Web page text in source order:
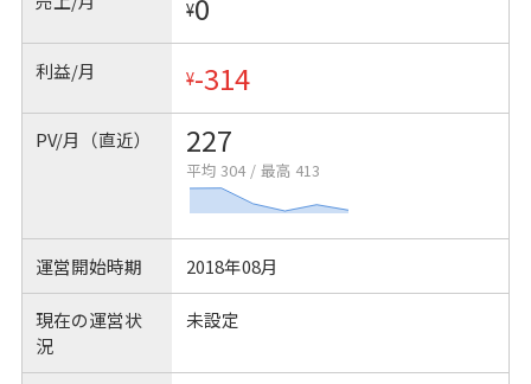
¥0
利益/月 ¥-314
PV/月（直近） 227
平均 304 / 最高 413
運営開始時期 2018年08月
現在の運営状
況
未設定